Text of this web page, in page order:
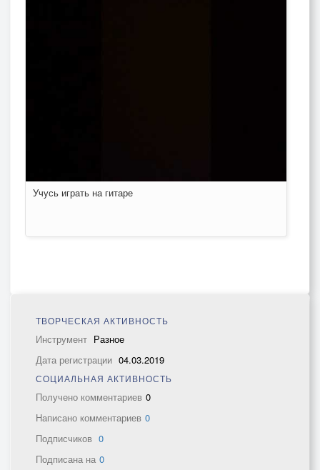
Учусь играть на гитаре
ТВОРЧЕСКАЯ АКТИВНОСТЬ
Инструмент Разное
Дата регистрации 04.03.2019
СОЦИАЛЬНАЯ АКТИВНОСТЬ
Получено комментариев 0
Написано комментариев 0
Подписчиков 0
Подписана на 0